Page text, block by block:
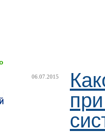
06.07.2015